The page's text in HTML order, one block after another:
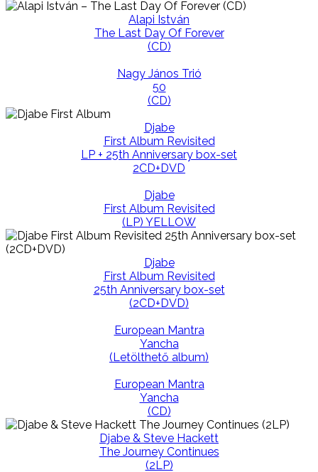
Alapi István
The Last Day Of Forever
(CD)
Nagy János Trió
50
(CD)
Djabe
First Album Revisited
LP + 25th Anniversary box-set
2CD+DVD
Djabe
First Album Revisited
(LP) YELLOW
Djabe
First Album Revisited
25th Anniversary box-set
(2CD+DVD)
European Mantra
Yancha
(Letölthető album)
European Mantra
Yancha
(CD)
Djabe & Steve Hackett
The Journey Continues
(2LP)